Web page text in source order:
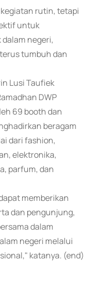
rutin, tetapi
untuk
negeri,
tumbuh dan
Lusi Taufiek
DWP
69 booth dan
beragam
dari fashion,
elektronika,
parfum, dan
memberikan
dan pengunjung,
dalam
negeri melalui
katanya. (end)